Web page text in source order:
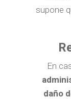
supone
En
daño